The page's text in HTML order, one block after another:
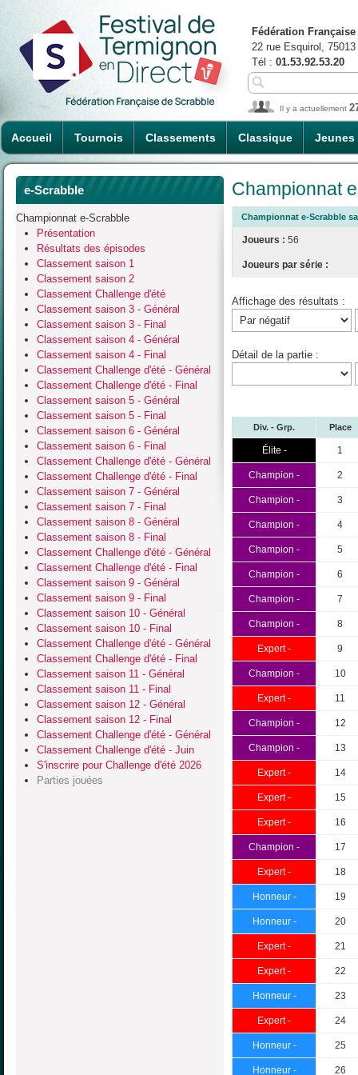
Accueil Tournois Classements Classique Jeunes
Fédération
22 rue Esquirol,
Tél : 01.53.92.53.20
Il y a actuellement
e-Scrabble
Championnat e-Scrabble
Présentation
Résultats des épisodes
Classement saison 1
Classement saison 2
Classement Challenge d'été
Classement saison 3 - Général
Classement saison 3 - Final
Classement saison 4 - Général
Classement saison 4 - Final
Classement Challenge d'été - Général
Classement Challenge d'été - Final
Classement saison 5 - Général
Classement saison 5 - Final
Classement saison 6 - Général
Classement saison 6 - Final
Classement Challenge d'été - Général
Classement Challenge d'été - Final
Classement saison 7 - Général
Classement saison 7 - Final
Classement saison 8 - Général
Classement saison 8 - Final
Classement Challenge d'été - Général
Classement Challenge d'été - Final
Classement saison 9 - Général
Classement saison 9 - Final
Classement saison 10 - Général
Classement saison 10 - Final
Classement Challenge d'été - Général
Classement Challenge d'été - Final
Classement saison 11 - Général
Classement saison 11 - Final
Classement saison 12 - Général
Classement saison 12 - Final
Classement Challenge d'été - Général
Classement Challenge d'été - Juin
S'inscrire pour Challenge d'été 2026
Parties jouées
Championnat
Championnat e-Scrabble
Joueurs : 56
Joueurs par série :
Affichage des résultats :
Détail de la partie :
Div. - Grp. Place
Élite - 1
Champion - 2
Champion - 3
Champion - 4
Champion - 5
Champion - 6
Champion - 7
Champion - 8
Expert - 9
Champion - 10
Expert - 11
Champion - 12
Champion - 13
Expert - 14
Expert - 15
Expert - 16
Champion - 17
Expert - 18
Honneur - 19
Honneur - 20
Expert - 21
Expert - 22
Honneur - 23
Expert - 24
Honneur - 25
Honneur - 26